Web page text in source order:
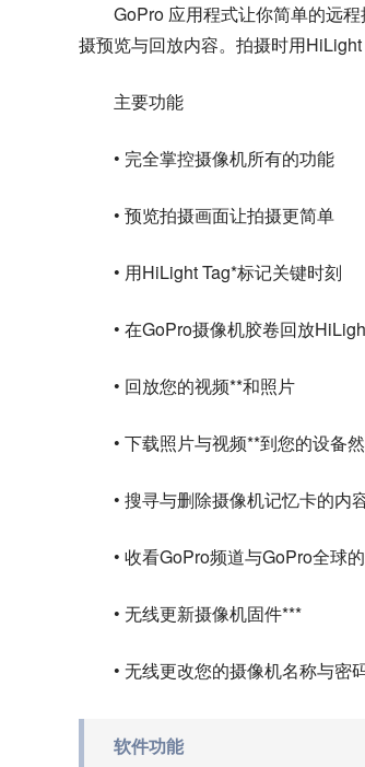
GoPro 应用程式让你简单的远
摄预览与回放内容。拍摄时用
主要功能
• 完全掌控摄像机所有的功能
• 预览拍摄画面让拍摄更简单
• 用HiLight Tag*标记关键时刻
• 在GoPro摄像机胶卷回放
• 回放您的视频**和照片
• 下载照片与视频**到您的设备
• 搜寻与删除摄像机记忆卡的内
• 收看GoPro频道与GoPro全球
• 无线更新摄像机固件***
• 无线更改您的摄像机名称与密
软件功能